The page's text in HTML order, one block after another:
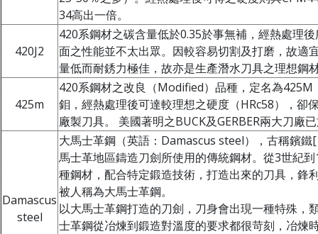
34高出一倍。
420J2
420系鋼材之碳含量低於0.35於事無補，經熱處理
面之性能並不太出眾。因較容易切割及打磨，故適
量低而耐銹力極佳，故亦是生產潛水刀具之理想鋼
425m
420系鋼材之改良（Modified）品種，定名為
鉬，經熱處理後可達較理想之硬度（HRc58），卻
廠製刀具。 美國著明之BUCK及GERBER兩大刀廠
Damascus
steel
大馬士革鋼（英語：Damascus steel），古稱鑌
馬士革地區鑄造刀劍所使用的傳統鋼材。從3世紀
種鋼材，配合特定鍛造技術，打造出來的刀具，鋒
被人稱為大馬士革鋼。
以大馬士革鋼打造的刀劍，刀身會出現一種特殊，
士革鋼從冶煉到鍛造對溫度的要求都很苛刻，冶煉